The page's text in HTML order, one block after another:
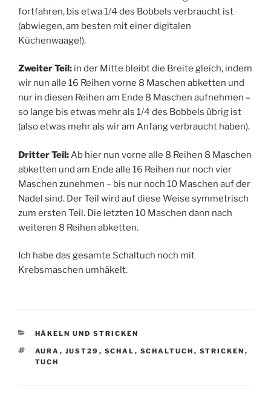
fortfahren, bis etwa 1/4 des Bobbels verbraucht ist
(abwiegen, am besten mit einer digitalen
Küchenwaage!).
Zweiter Teil: in der Mitte bleibt die Breite gleich, indem
wir nun alle 16 Reihen vorne 8 Maschen abketten und
nur in diesen Reihen am Ende 8 Maschen aufnehmen –
so lange bis etwas mehr als 1/4 des Bobbels übrig ist
(also etwas mehr als wir am Anfang verbraucht haben).
Dritter Teil:Ab hier nun vorne alle 8 Reihen 8 Maschen
abketten und am Ende alle 16 Reihen nur noch vier
Maschen zunehmen – bis nur noch 10 Maschen auf der
Nadel sind. Der Teil wird auf diese Weise symmetrisch
zum ersten Teil. Die letzten 10 Maschen dann nach
weiteren 8 Reihen abketten.
Ich habe das gesamte Schaltuch noch mit
Krebsmaschen umhäkelt.
KATEGORIEN
HÄKELN UND STRICKEN
SCHLAGWÖRTER
AURA , JUST29 , SCHAL , SCHALTUCH , STRICKEN ,
TUCH